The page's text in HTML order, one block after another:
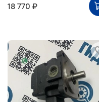
18 770 ₽